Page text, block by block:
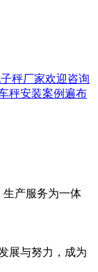
秤厂家欢迎咨询
秤安装案例遍布
生产服务为一体
展与努力，成为